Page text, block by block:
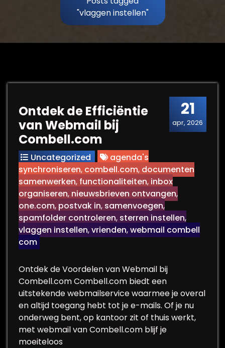
"vlaggen instellen"
21
apr, 2026
Ontdek de Efficiëntie
van Webmail bij
Combell.com
Uncategorized
agenda's
synchroniseren, combell.com, documenten
samenwerken, functionaliteiten, inbox
organiseren, nieuwsbrieven ontvangen,
one.com, postvak in, samenvoegen,
spamfolder controleren, sterren instellen,
vlaggen instellen,vrienden,webmail combell
com
Ontdek de Voordelen van Webmail bij
Combell.com Combell.com biedt een
uitstekende webmailservice waarmee je overal
en altijd toegang hebt tot je e-mails. Of je nu
onderweg bent, op kantoor zit of thuis werkt,
met webmail van Combell.com blijf je
moeiteloos